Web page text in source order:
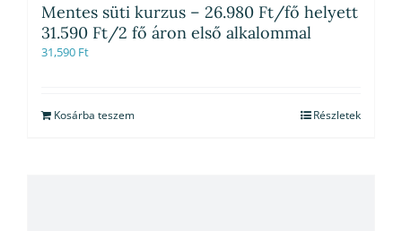
Mentes süti kurzus – 26.980 Ft/fő helyett
31.590 Ft/2 fő áron első alkalommal
31,590 Ft
Kosárba teszem Részletek